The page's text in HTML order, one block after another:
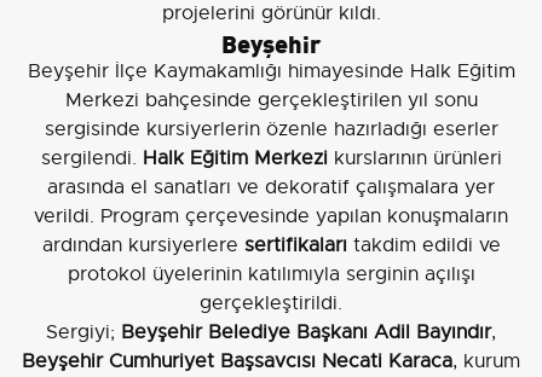
projelerini görünür kıldı.
Beyşehir
Beyşehir İlçe Kaymakamlığı himayesinde Halk Eğitim
Merkezi bahçesinde gerçekleştirilen yıl sonu
sergisinde kursiyerlerin özenle hazırladığı eserler
sergilendi. Halk Eğitim Merkezikurslarının ürünleri
arasında el sanatları ve dekoratif çalışmalara yer
verildi. Program çerçevesinde yapılan konuşmaların
ardından kursiyerlere sertifikaları takdim edildi ve
protokol üyelerinin katılımıyla serginin açılışı
gerçekleştirildi.
Sergiyi; Beyşehir Belediye Başkanı Adil Bayındır,
Beyşehir Cumhuriyet Başsavcısı Necati Karaca, kurum